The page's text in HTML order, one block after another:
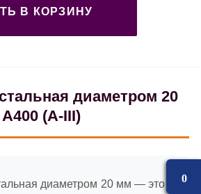
В КОРЗИНУ
диаметром 20
(А-III)
диаметром 20 мм — это
0